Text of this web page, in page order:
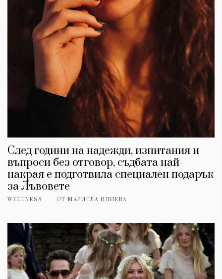
След години на надежди, изпитания и
въпроси без отговор, съдбата най-
накрая е подготвила специален подарък
за Лъвовете
WELLNESS ОТ МАРИЕЛА ИЛИЕВА